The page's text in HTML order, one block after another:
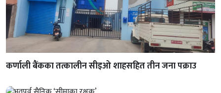
कर्णाली बैंकका तत्कालीन सीइओ शाहसहित तीन जना पक्राउ